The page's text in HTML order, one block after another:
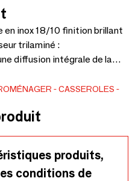
en inox 18/10 finition brillant
trilaminé :
diffusion intégrale de la
et rapide. En enlevant
d'un gain de place
Le goût de chaque
après la cuisson. Se
de 4 casseroles : 14, 16,
France Garantie BV
CASSEROLES
produits,
conditions de